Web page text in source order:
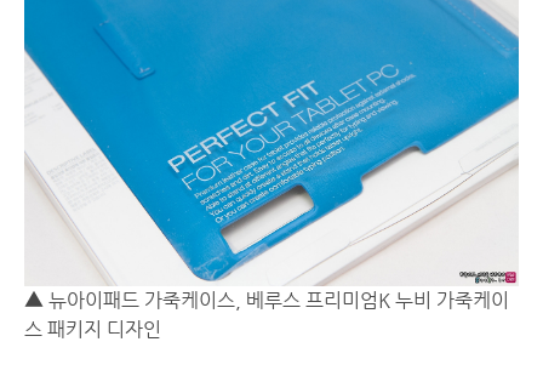
▲ 뉴아이패드 가죽케이스, 베루스 프리미엄K 누비 가죽케이
스 패키지 디자인